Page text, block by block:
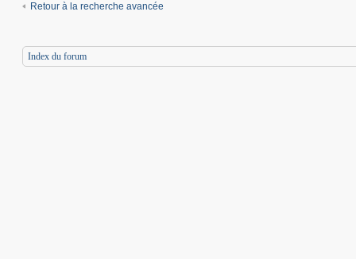
Retour à la recherche avancée
Index du forum